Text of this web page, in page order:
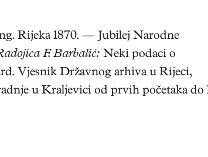
Rijeka 1870. — Jubilej Narodne
F. Barbalić: Neki podaci o
Vjesnik Državnog arhiva u Rijeci,
u Kraljevici od prvih početaka do